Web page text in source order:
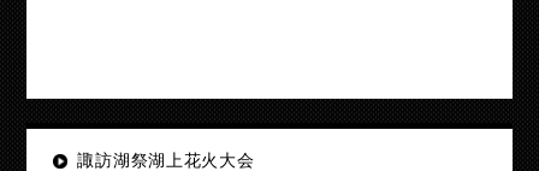
諏訪湖祭湖上花火大会